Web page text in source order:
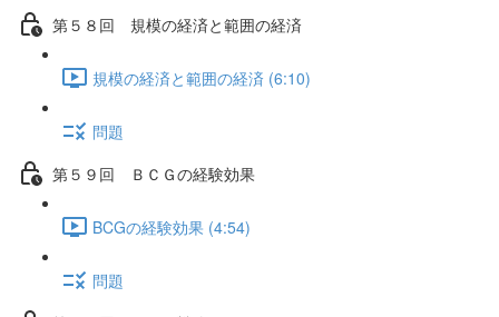
第５８回 規模の経済と範囲の経済
規模の経済と範囲の経済 (6:10)
問題
第５９回 ＢＣＧの経験効果
BCGの経験効果 (4:54)
問題